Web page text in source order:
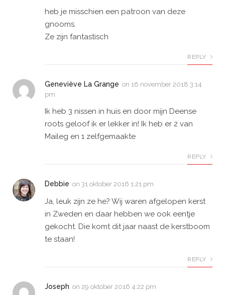
heb je misschien een patroon van deze
gnooms.
Ze zijn fantastisch
REPLY
Geneviève La Grange on 16 november 2018 3:14
pm
Ik heb 3 nissen in huis en door mijn Deense
roots geloof ik er lekker in! Ik heb er 2 van
Maileg en 1 zelfgemaakte
REPLY
Debbie on 31 oktober 2016 1:21 pm
Ja, leuk zijn ze he? Wij waren afgelopen kerst
in Zweden en daar hebben we ook eentje
gekocht. Die komt dit jaar naast de kerstboom
te staan!
REPLY
Joseph on 29 oktober 2016 4:22 pm